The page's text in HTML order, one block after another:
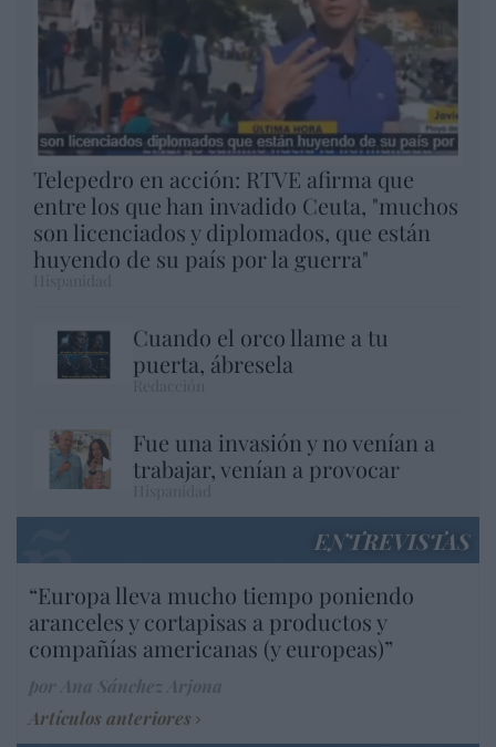
Telepedro en acción: RTVE afirma que
entre los que han invadido Ceuta, "muchos
son licenciados y diplomados, que están
huyendo de su país por la guerra"
Cuando el orco llame a tu
puerta, ábresela
Fue una invasión y no venían a
trabajar, venían a provocar
ENTREVISTAS
“Europa lleva mucho tiempo poniendo
aranceles y cortapisas a productos y
compañías americanas (y europeas)”
Artículos anteriores